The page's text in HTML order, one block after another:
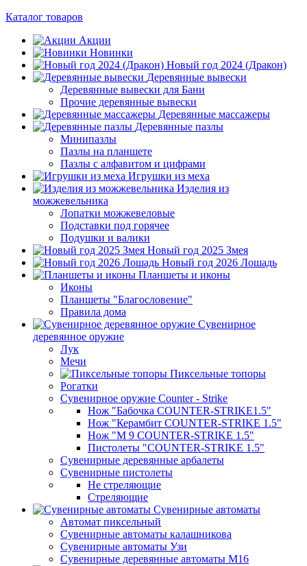
Каталог товаров
Акции
Новинки
Новый год 2024 (Дракон)
Деревянные вывески
Деревянные вывески для Бани
Прочие деревянные вывески
Деревянные массажеры
Деревянные пазлы
Минипазлы
Пазлы на планшете
Пазлы с алфавитом и цифрами
Игрушки из меха
Изделия из
можжевельника
Лопатки можжевеловые
Подставки под горячее
Подушки и валики
Новый год 2025 Змея
Новый год 2026 Лошадь
Планшеты и иконы
Иконы
Планшеты "Благословение"
Правила дома
Сувенирное
деревянное оружие
Лук
Мечи
Пиксельные топоры
Рогатки
Сувенирное оружие Counter - Strike
Нож "Бабочка COUNTER-STRIKE1.5"
Нож "Керамбит COUNTER-STRIKE 1.5"
Нож "М 9 COUNTER-STRIKE 1.5"
Пистолеты "COUNTER-STRIKE 1.5"
Сувенирные деревянные арбалеты
Сувенирные пистолеты
Не стреляющие
Стреляющие
Сувенирные автоматы
Автомат пиксельный
Сувенирные автоматы калашникова
Сувенирные автоматы Узи
Сувенирные деревянные автоматы М16